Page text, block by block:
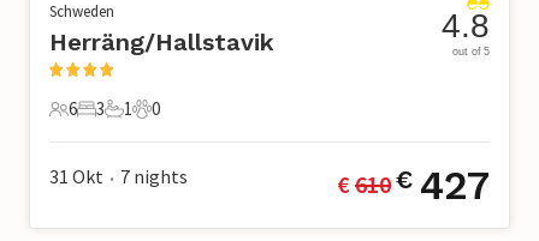
Schweden
Herräng/Hallstavik
6 Gäste
6
3 Schlafzimmer
3
1 Badezimmer
1
0 Haustiere
0
4.8
out of 5
31 Okt • 7 nights € 610€ 427